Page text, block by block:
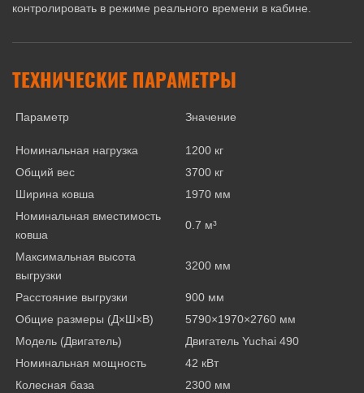
контролировать в режиме реального времени в кабине.
ТЕХНИЧЕСКИЕ ПАРАМЕТРЫ
Параметр Значение
Номинальная нагрузка
1200 кг
Общий вес
3700 кг
Ширина ковша
1970 мм
Номинальная вместимость
ковша
0.7 м³
Максимальная высота
выгрузки
3200 мм
Расстояние выгрузки
900 мм
Общие размеры (Д×Ш×В)
5790×1970×2760 мм
Модель (Двигатель)
Двигатель Yuchai 490
Номинальная мощность
42 кВт
Колесная база
2300 мм